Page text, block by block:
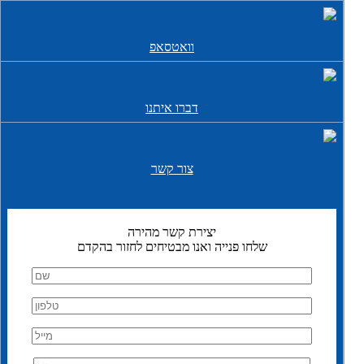
וואטסאפ
דברו איתנו
צור קשר
יצירת קשר מהירה
שלחו פנייה ואנו מבטיחים לחזור בהקדם